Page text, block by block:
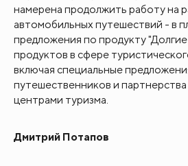
намерена продолжить работу на
автомобильных путешествий - в
предложения по продукту
продуктов в сфере
включая специальные
путешественников и
центрами туризма.
Дмитрий Потапов